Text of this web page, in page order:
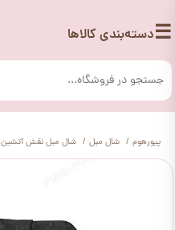
☰دسته‌بندی کالاها
پیورهوم شال مبل شال مبل نقش آتشین